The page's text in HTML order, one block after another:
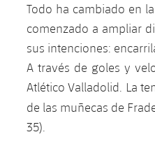
Todo ha cambiado en
comenzado a ampliar
sus intenciones:
A través de goles y
Atlético Valladolid. La
de las muñecas de
35).